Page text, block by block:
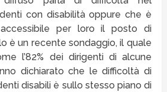
con disabilità oppure che è
per loro il posto di
è un recente sondaggio, il quale
l’82% dei dirigenti di alcune
dichiarato che le difficoltà di
disabili è sullo stesso piano di